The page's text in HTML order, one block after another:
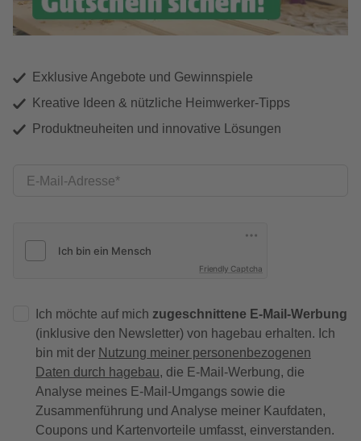
Exklusive Angebote und Gewinnspiele
Kreative Ideen & nützliche Heimwerker-Tipps
Produktneuheiten und innovative Lösungen
E-Mail-Adresse
Friendly Captcha
Ich möchte auf mich zugeschnittene E-Mail-Werbung
(inklusive den Newsletter) von hagebau erhalten. Ich
bin mit der Nutzung meiner personenbezogenen
Daten durch hagebau, die E-Mail-Werbung, die
Analyse meines E-Mail-Umgangs sowie die
Zusammenführung und Analyse meiner Kaufdaten,
Coupons und Kartenvorteile umfasst, einverstanden.